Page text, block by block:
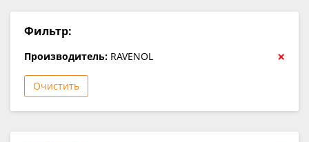
Фильтр:
Производитель: RAVENOL ×
Очистить